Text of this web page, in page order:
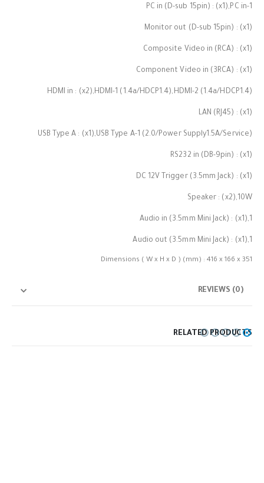
PC in (D-sub 15pin) : (x1),PC in-1
Monitor out (D-sub 15pin) : (x1)
Composite Video in (RCA) : (x1)
Component Video in (3RCA) : (x1)
HDMI in : (x2),HDMI-1 (1.4a/HDCP1.4),HDMI-2 (1.4a/HDCP1.4)
LAN (RJ45) : (x1)
USB Type A : (x1),USB Type A-1 (2.0/Power Supply1.5A/Service)
RS232 in (DB-9pin) : (x1)
DC 12V Trigger (3.5mm Jack) : (x1)
Speaker : (x2),10W
Audio in (3.5mm Mini Jack) : (x1),1
Audio out (3.5mm Mini Jack) : (x1),1
Dimensions ( W x H x D ) (mm) : 416 x 166 x 351
REVIEWS (0)
RELATED PRODUCTS